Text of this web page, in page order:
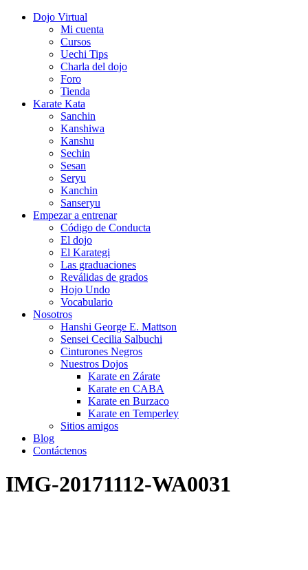
Dojo Virtual
Mi cuenta
Cursos
Uechi Tips
Charla del dojo
Foro
Tienda
Karate Kata
Sanchin
Kanshiwa
Kanshu
Sechin
Sesan
Seryu
Kanchin
Sanseryu
Empezar a entrenar
Código de Conducta
El dojo
El Karategi
Las graduaciones
Reválidas de grados
Hojo Undo
Vocabulario
Nosotros
Hanshi George E. Mattson
Sensei Cecilia Salbuchi
Cinturones Negros
Nuestros Dojos
Karate en Zárate
Karate en CABA
Karate en Burzaco
Karate en Temperley
Sitios amigos
Blog
Contáctenos
IMG-20171112-WA0031